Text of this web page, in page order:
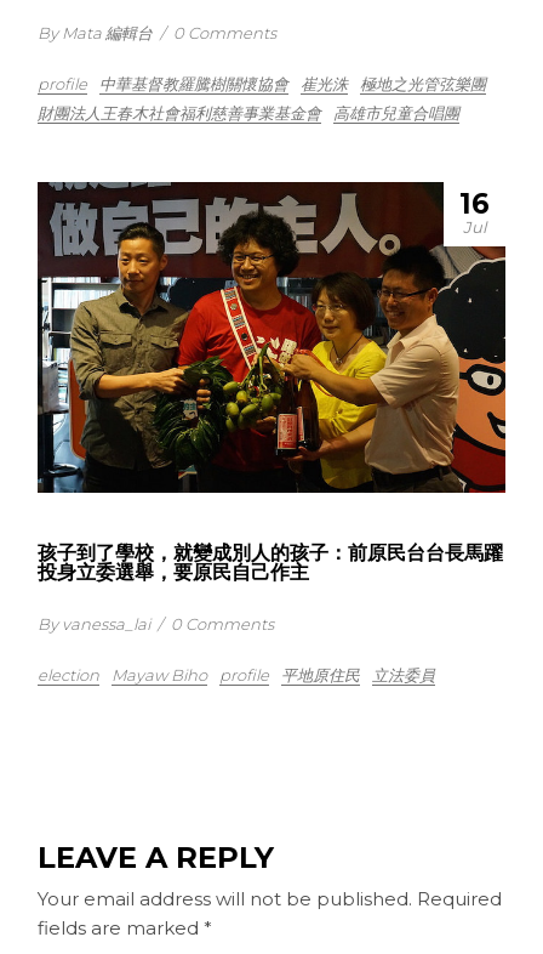
By Mata 編輯台 / 0 Comments
profile 中華基督教羅騰樹關懷協會 崔光洙
極地之光管弦樂團
財團法人王春木社會福利慈善事業基金會
高雄市兒童合唱團
16
Jul
孩子到了學校，就變成別人的孩子：前原民台台長馬躍
投身立委選舉，要原民自己作主
By vanessa_lai / 0 Comments
election Mayaw Biho profile 平地原住民 立法委員
LEAVE A REPLY
Your email address will not be published. Required
fields are marked *